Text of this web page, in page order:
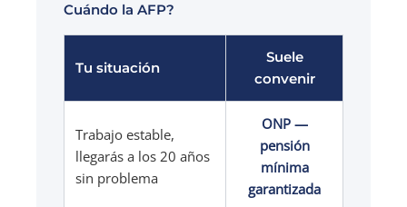
Cuándo la AFP?
Tu situación
Suele
convenir
Trabajo estable,
llegarás a los 20 años
sin problema
ONP —
pensión
mínima
garantizada